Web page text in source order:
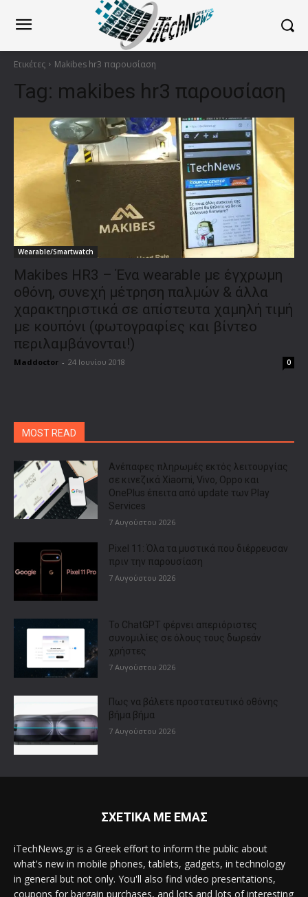
Ετικέτες Makibes hr3 παρουσίαση
Tag: makibes hr3 παρουσίαση
Wearable/Smartwatch
Makibes HR3 – Ένα wearable με έγχρωμη
οθόνη, συνεχή μέτρηση παλμών & άλλα
χαρακτηριστικά σε απίστευτα χαμηλή τιμή
με κουπόνι (φωτογραφίες και βίντεο
περιλαμβάνονται!)
Maddoctor - 24 Ιουνίου 2018 0
MOST READ
Ανέπαφες πληρωμές εκτός λειτουργίας
σε κινεζικά Xiaomi, Vivo, Oppo και
OnePlus έπειτα από update των Play
Services
7 Αυγούστου 2026
Pixel 11: Όλα τα μυστικά που διέρρευσαν
πριν την παρουσίαση
7 Αυγούστου 2026
Το ChatGPT φέρνει απεριόριστες
συνομιλίες σε όλους τους δωρεάν
χρήστες
7 Αυγούστου 2026
Πως να βάλετε προστατευτικό οθόνης
βήμα βήμα
7 Αυγούστου 2026
ΣΧΕΤΙΚΑ ΜΕ ΕΜΑΣ
iTechNews.gr is a Greek effort to inform the public about
what's new in mobile phones, tablets, gadgets, in technology
in general but not only. You'll also find video presentations,
coupons for bargain purchases, and lots and lots of interesting